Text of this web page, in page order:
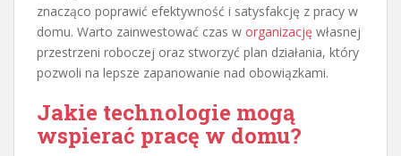
znacząco poprawić efektywność i satysfakcję z pracy w
domu. Warto zainwestować czas w organizację własnej
przestrzeni roboczej oraz stworzyć plan działania, który
pozwoli na lepsze zapanowanie nad obowiązkami.
Jakie technologie mogą
wspierać pracę w domu?